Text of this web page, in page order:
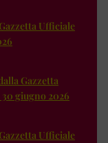
Ufficiale
Gazzetta
giugno 2026
Ufficiale